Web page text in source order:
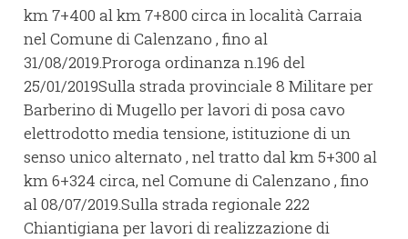
km 7+400 al km 7+800 circa in località Carraia
nel Comune di Calenzano , fino al
31/08/2019.Proroga ordinanza n.196 del
25/01/2019Sulla strada provinciale 8 Militare per
Barberino di Mugello per lavori di posa cavo
elettrodotto media tensione, istituzione di un
senso unico alternato , nel tratto dal km 5+300 al
km 6+324 circa, nel Comune di Calenzano , fino
al 08/07/2019.Sulla strada regionale 222
Chiantigiana per lavori di realizzazione di